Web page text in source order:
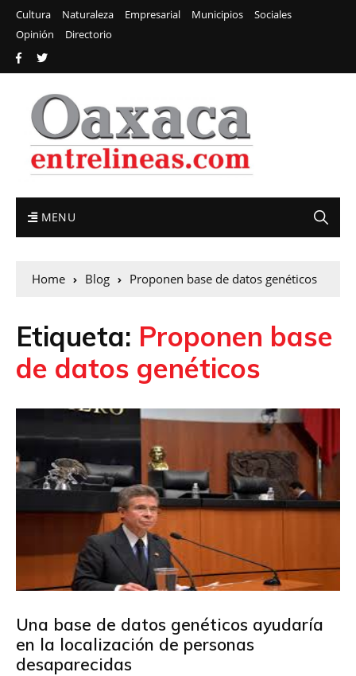
Cultura Naturaleza Empresarial Municipios
Sociales
Opinión
Directorio
MENU
Home Blog Proponen base de datos genéticos
Etiqueta: Proponen base
de datos genéticos
Una base de datos genéticos ayudaría
en la localización de personas
desaparecidas